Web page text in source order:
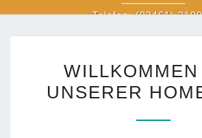
Telefon: (03461)
AUF
WILLKOMMEN
UNSERER